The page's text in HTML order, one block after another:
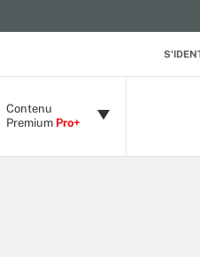
Contenu
Premium Pro+